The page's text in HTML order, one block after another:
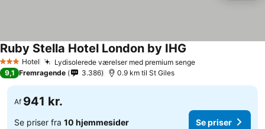
3 StjernerHotel Lydisolerede værelser med premium senge
Ruby Stella Hotel London by IHG
9,1 Fremragende 3.386 0.9 km til St Giles
Af 941 kr.
Se priser fra 10 hjemmesider Se priser